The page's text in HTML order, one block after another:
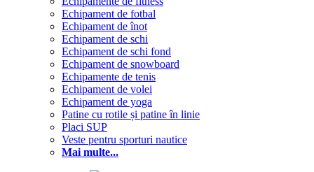
Echipament de fotbal
Echipament de înot
Echipament de schi
Echipament de schi fond
Echipament de snowboard
Echipamente de tenis
Echipament de volei
Echipament de yoga
Patine cu rotile și patine în linie
Placi SUP
Veste pentru sporturi nautice
Mai multe...